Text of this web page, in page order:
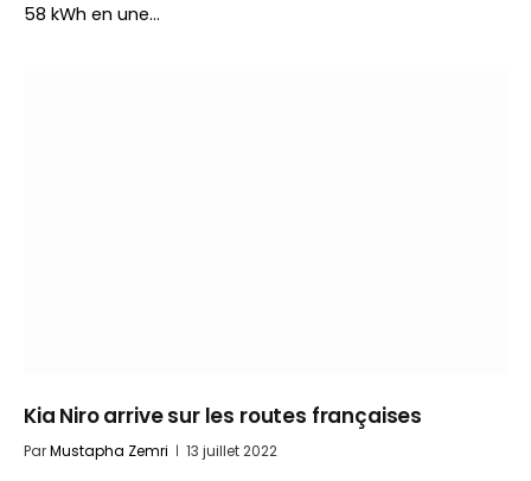
58 kWh en une…
Kia Niro arrive sur les routes françaises
ParMustapha Zemri 13 juillet 2022